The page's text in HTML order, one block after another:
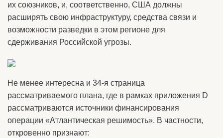
их союзников, и, соответственно, США должны
расширять свою инфраструктуру, средства связи и
возможности разведки в этом регионе для
сдерживания Российской угрозы.
Не менее интересна и 34-я страница
рассматриваемого плана, где в рамках приложения D
рассматриваются источники финансирования
операции «Атлантическая решимость». В частности,
откровенно признают: